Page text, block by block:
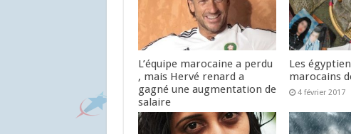
L’équipe marocaine a perdu
, mais Hervé renard a
gagné une augmentation de
salaire
5 février 2017
Les
marocains
4 février 2017